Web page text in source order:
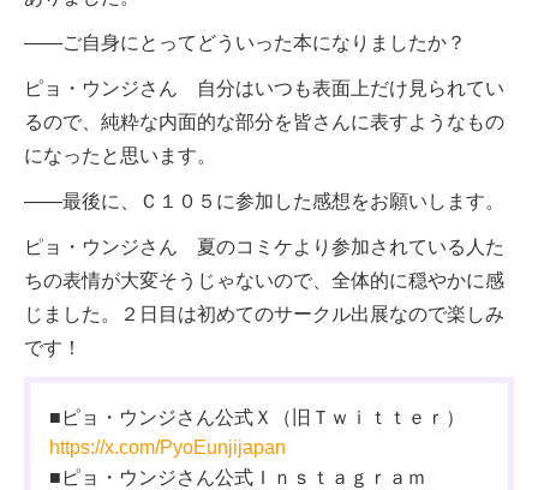
――ご自身にとってどういった本になりましたか？
ピョ・ウンジさん 自分はいつも表面上だけ見られてい
るので、純粋な内面的な部分を皆さんに表すようなもの
になったと思います。
――最後に、Ｃ１０５に参加した感想をお願いします。
ピョ・ウンジさん 夏のコミケより参加されている人た
ちの表情が大変そうじゃないので、全体的に穏やかに感
じました。２日目は初めてのサークル出展なので楽しみ
です！
■ピョ・ウンジさん公式Ｘ（旧Ｔｗｉｔｔｅｒ）
https://x.com/PyoEunjijapan
■ピョ・ウンジさん公式Ｉｎｓｔａｇｒａｍ